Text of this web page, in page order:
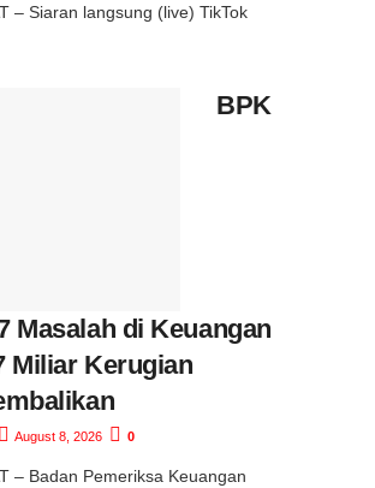
– Siaran langsung (live) TikTok
BPK
Masalah di Keuangan
Miliar Kerugian
August 8, 2026 0
– Badan Pemeriksa Keuangan